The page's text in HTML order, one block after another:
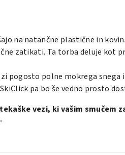
na natančne plastične in
zatikati. Ta torba deluje kot
pogosto polne mokrega
pa bo še vedno prosto
vezi, ki vašim smučem